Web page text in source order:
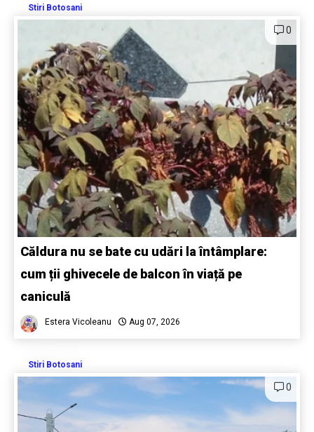
Stiri Botosani
0
Căldura nu se bate cu udări la întâmplare:
cum ții ghivecele de balcon în viață pe
caniculă
Estera Vicoleanu Aug 07, 2026
Stiri Botosani
0